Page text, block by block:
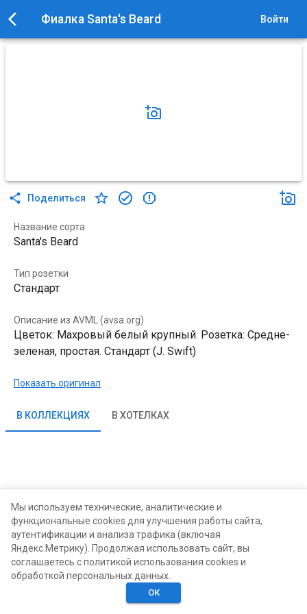
Фиалка Santa's Beard Войти
Поделиться
Название сорта
Santa's Beard
Тип розетки
Стандарт
Описание из AVML (avsa.org)
Цветок: Махровый белый крупный. Розетка: Средне-
зеленая, простая. Стандарт (J. Swift)
Показать оригинал
В КОЛЛЕКЦИЯХ В ХОТЕЛКАХ
Хотелки
Мы используем технические, аналитические и
функциональные cookies для улучшения работы сайта,
аутентификации и анализа трафика (включая
Яндекс.Метрику). Продолжая использовать сайт, вы
соглашаетесь с политикой использования cookies и
обработкой персональных данных.
ОК